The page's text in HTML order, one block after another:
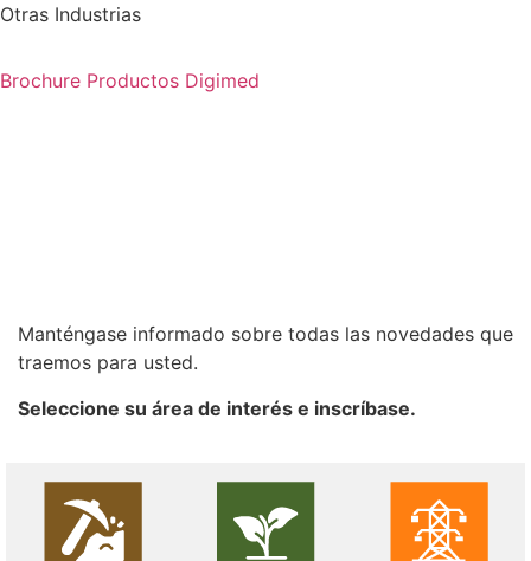
Otras Industrias
Brochure Productos Digimed
Manténgase informado sobre todas las novedades que
traemos para usted.
Seleccione su área de interés e inscríbase.